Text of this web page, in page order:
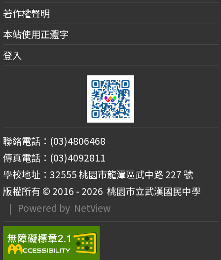
著作權聲明
本站使用正體字
登入
聯絡電話：(03)4806468
傳真電話：(03)4092811
學校地址：32555 桃園市龍潭區武中路 227 號
版權所有 © 2016 - 2026 桃園市立武漢國民中學
| Powered by NetView